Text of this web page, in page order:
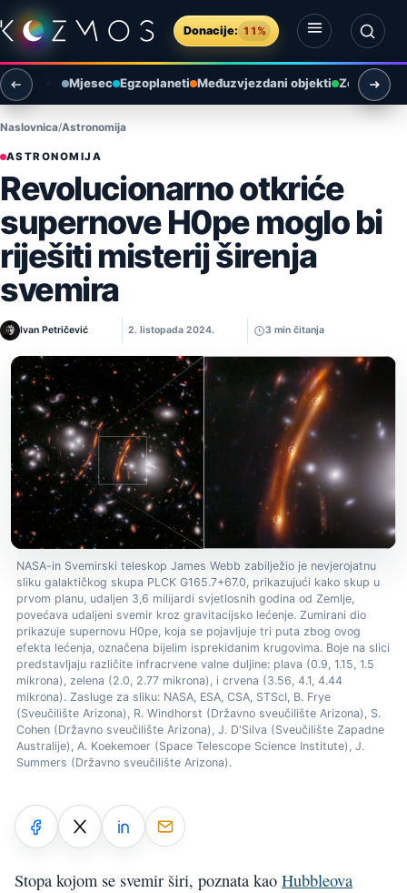
Preskoči na sadržaj
Donacije: 11%
Otvori izbornik
Otvori pretragu
Mjesec Egzoplaneti Međuzvjezdani objekti Zemlja i
Naslovnica Astronomija
ASTRONOMIJA
Revolucionarno otkriće
supernove H0pe moglo bi
riješiti misterij širenja
svemira
Ivan Petričević 2. listopada 2024. 3 min čitanja
NASA-in Svemirski teleskop James Webb zabilježio je nevjerojatnu
sliku galaktičkog skupa PLCK G165.7+67.0, prikazujući kako skup u
prvom planu, udaljen 3,6 milijardi svjetlosnih godina od Zemlje,
povećava udaljeni svemir kroz gravitacijsko lećenje. Zumirani dio
prikazuje supernovu H0pe, koja se pojavljuje tri puta zbog ovog
efekta lećenja, označena bijelim isprekidanim krugovima. Boje na slici
predstavljaju različite infracrvene valne duljine: plava (0.9, 1.15, 1.5
mikrona), zelena (2.0, 2.77 mikrona), i crvena (3.56, 4.1, 4.44
mikrona). Zasluge za sliku: NASA, ESA, CSA, STScI, B. Frye
(Sveučilište Arizona), R. Windhorst (Državno sveučilište Arizona), S.
Cohen (Državno sveučilište Arizona), J. D'Silva (Sveučilište Zapadne
Australije), A. Koekemoer (Space Telescope Science Institute), J.
Summers (Državno sveučilište Arizona).
Stopa kojom se svemir širi, poznata kao Hubbleova